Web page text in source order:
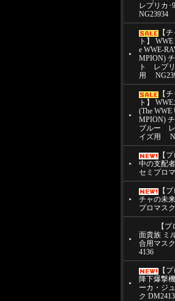
レプリカ
NG23934
【
ト】
e WWE-
MPION)
ト レプ
用
【
ト】
(The
MPION)
ブルー レ
イズ用
【
中の支配
セミプロ
【
チャの未
プロマス
【
面貴族 ミ
合用マス
4136
【
降下爆撃
ーカ・ジ
ク